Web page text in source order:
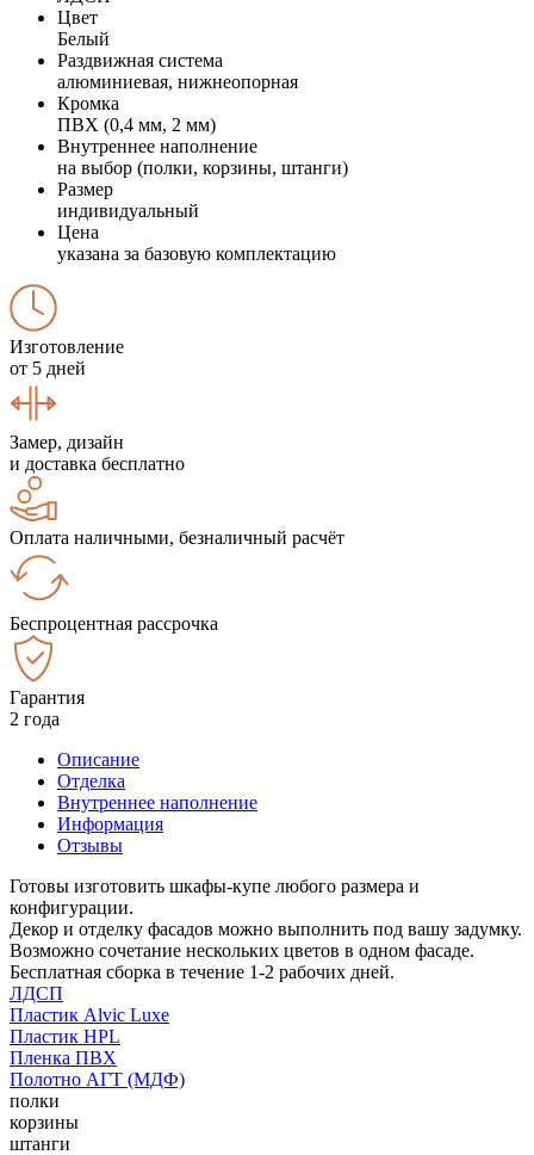
Цвет
Белый
Раздвижная система
алюминиевая, нижнеопорная
Кромка
ПВХ (0,4 мм, 2 мм)
Внутреннее наполнение
на выбор (полки, корзины, штанги)
Размер
индивидуальный
Цена
указана за базовую комплектацию
Изготовление
от 5 дней
Замер, дизайн
и доставка бесплатно
Оплата наличными, безналичный расчёт
Беспроцентная рассрочка
Гарантия
2 года
Описание
Отделка
Внутреннее наполнение
Информация
Отзывы
Готовы изготовить шкафы-купе любого размера и
конфигурации.
Декор и отделку фасадов можно выполнить под вашу задумку.
Возможно сочетание нескольких цветов в одном фасаде.
Бесплатная сборка в течение 1-2 рабочих дней.
ЛДСП
Пластик Alvic Luxe
Пластик HPL
Пленка ПВХ
Полотно АГТ (МДФ)
полки
корзины
штанги